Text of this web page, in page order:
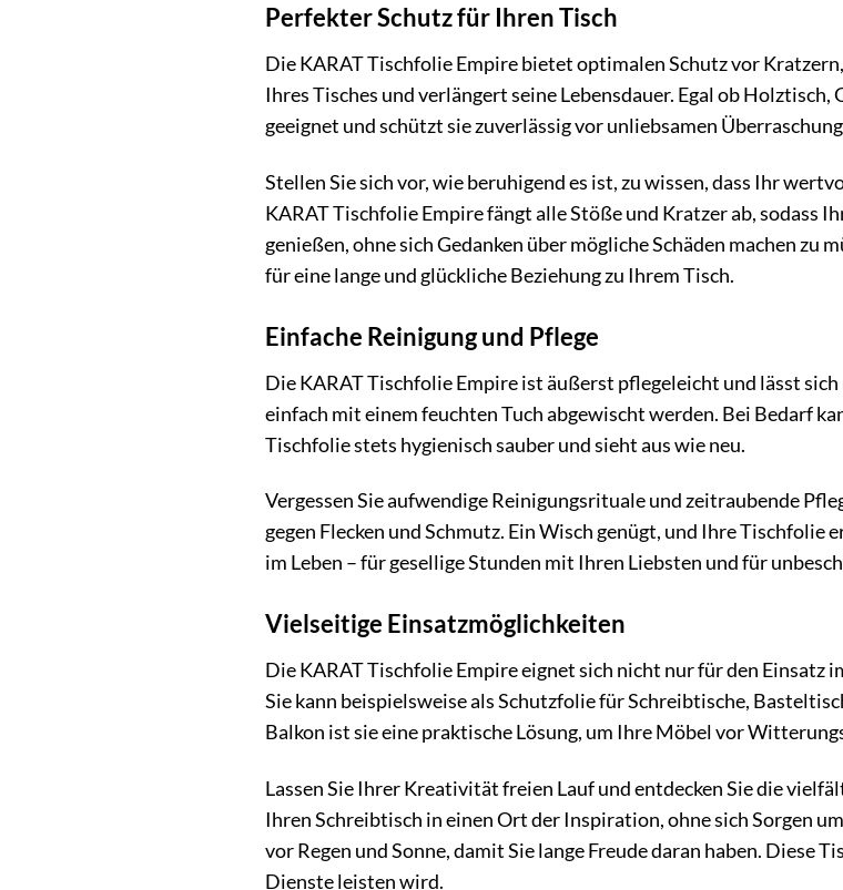
Perfekter Schutz für Ihren Tisch
Die KARAT Tischfolie Empire bietet optimalen Schutz vor
Ihres Tisches und verlängert seine Lebensdauer. Egal ob
geeignet und schützt sie zuverlässig vor unliebsamen
Stellen Sie sich vor, wie beruhigend es ist, zu wissen, dass Ihr
KARAT Tischfolie Empire fängt alle Stöße und Kratzer ab, sodass
genießen, ohne sich Gedanken über mögliche Schäden machen zu
für eine lange und glückliche Beziehung zu Ihrem Tisch.
Einfache Reinigung und Pflege
Die KARAT Tischfolie Empire ist äußerst pflegeleicht und lässt
einfach mit einem feuchten Tuch abgewischt werden. Bei Bedarf
Tischfolie stets hygienisch sauber und sieht aus wie neu.
Vergessen Sie aufwendige Reinigungsrituale und zeitraubende
gegen Flecken und Schmutz. Ein Wisch genügt, und Ihre
im Leben – für gesellige Stunden mit Ihren Liebsten und für
Vielseitige Einsatzmöglichkeiten
Die KARAT Tischfolie Empire eignet sich nicht nur für den Einsatz
Sie kann beispielsweise als Schutzfolie für Schreibtische,
Balkon ist sie eine praktische Lösung, um Ihre Möbel vor
Lassen Sie Ihrer Kreativität freien Lauf und entdecken Sie die
Ihren Schreibtisch in einen Ort der Inspiration, ohne sich Sorgen
vor Regen und Sonne, damit Sie lange Freude daran haben.
Dienste leisten wird.